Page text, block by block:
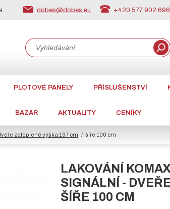
dobes@dobes.eu +420 577 902 696
PLOTOVÉ PANELY PŘÍSLUŠENSTVÍ
BAZAR AKTUALITY CENÍKY
zateplené výška 197 cm šíře 100 cm
LAKOVÁNÍ
SIGNÁLNÍ -
ŠÍŘE 100 CM